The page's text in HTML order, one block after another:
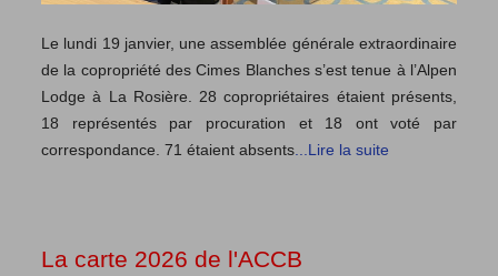
Le lundi 19 janvier, une assemblée générale extraordinaire
de la copropriété des Cimes Blanches s’est tenue à l’Alpen
Lodge à La Rosière. 28 copropriétaires étaient présents,
18 représentés par procuration et 18 ont voté par
correspondance. 71 étaient absents...Lire la suite
La carte 2026 de l'ACCB